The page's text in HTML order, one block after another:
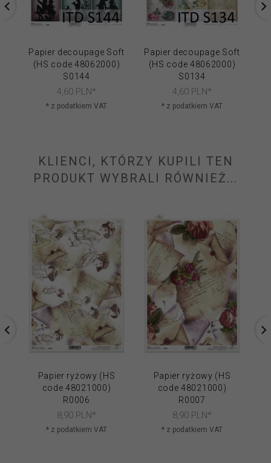
Papier decoupage Soft
(HS code 48062000)
S0144
4,60 PLN*
* z podatkiem VAT
Papier decoupage Soft
(HS code 48062000)
S0134
4,60 PLN*
* z podatkiem VAT
KLIENCI, KTÓRZY KUPILI TEN
PRODUKT WYBRALI RÓWNIEŻ...
Papier ryżowy (HS
code 48021000)
R0006
8,90 PLN*
* z podatkiem VAT
Papier ryżowy (HS
code 48021000)
R0007
8,90 PLN*
* z podatkiem VAT